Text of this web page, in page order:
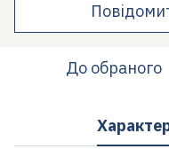
До обраного